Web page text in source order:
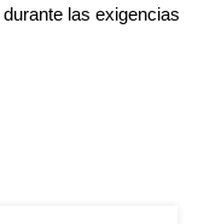
las exigencias